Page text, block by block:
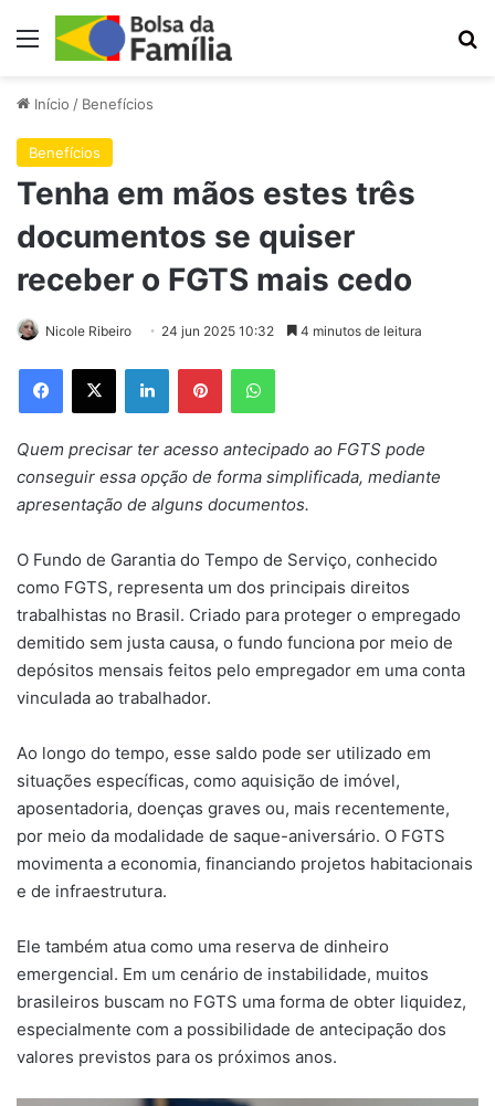
Menu
Início / Benefícios
Benefícios
Tenha em mãos estes três
documentos se quiser
receber o FGTS mais cedo
Nicole Ribeiro 24 jun 2025 10:32 4 minutos de leitura
Facebook
X LinkedinPinterestWhatsApp
Quem precisar ter acesso antecipado ao FGTS pode
conseguir essa opção de forma simplificada, mediante
apresentação de alguns documentos.
O Fundo de Garantia do Tempo de Serviço, conhecido
como FGTS, representa um dos principais direitos
trabalhistas no Brasil. Criado para proteger o empregado
demitido sem justa causa, o fundo funciona por meio de
depósitos mensais feitos pelo empregador em uma conta
vinculada ao trabalhador.
Ao longo do tempo, esse saldo pode ser utilizado em
situações específicas, como aquisição de imóvel,
aposentadoria, doenças graves ou, mais recentemente,
por meio da modalidade de saque-aniversário. O FGTS
movimenta a economia, financiando projetos habitacionais
e de infraestrutura.
Ele também atua como uma reserva de dinheiro
emergencial. Em um cenário de instabilidade, muitos
brasileiros buscam no FGTS uma forma de obter liquidez,
especialmente com a possibilidade de antecipação dos
valores previstos para os próximos anos.